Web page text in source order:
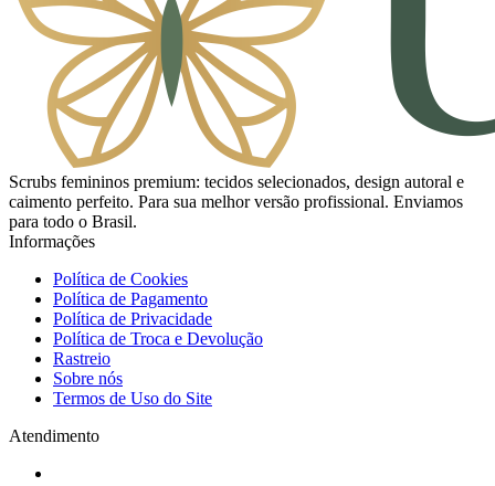
Scrubs femininos premium: tecidos selecionados, design autoral e
caimento perfeito. Para sua melhor versão profissional. Enviamos
para todo o Brasil.
Informações
Política de Cookies
Política de Pagamento
Política de Privacidade
Política de Troca e Devolução
Rastreio
Sobre nós
Termos de Uso do Site
Atendimento